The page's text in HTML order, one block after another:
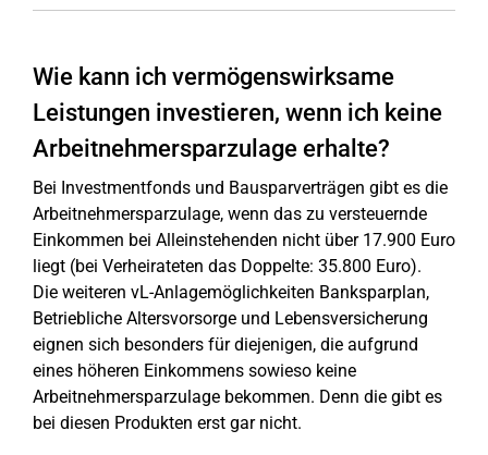
Wie kann ich vermögenswirksame
Leistungen investieren, wenn ich keine
Arbeitnehmersparzulage erhalte?
Bei Investmentfonds und Bausparverträgen gibt es die
Arbeitnehmersparzulage, wenn das zu versteuernde
Einkommen bei Alleinstehenden nicht über 17.900 Euro
liegt (bei Verheirateten das Doppelte: 35.800 Euro).
Die weiteren vL-Anlagemöglichkeiten Banksparplan,
Betriebliche Altersvorsorge und Lebensversicherung
eignen sich besonders für diejenigen, die aufgrund
eines höheren Einkommens sowieso keine
Arbeitnehmersparzulage bekommen. Denn die gibt es
bei diesen Produkten erst gar nicht.